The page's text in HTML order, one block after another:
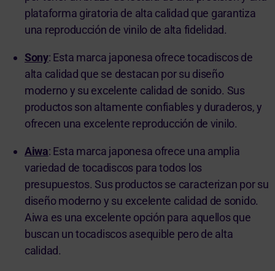
plataforma giratoria de alta calidad que garantiza
una reproducción de vinilo de alta fidelidad.
Sony: Esta marca japonesa ofrece tocadiscos de
alta calidad que se destacan por su diseño
moderno y su excelente calidad de sonido. Sus
productos son altamente confiables y duraderos, y
ofrecen una excelente reproducción de vinilo.
Aiwa: Esta marca japonesa ofrece una amplia
variedad de tocadiscos para todos los
presupuestos. Sus productos se caracterizan por su
diseño moderno y su excelente calidad de sonido.
Aiwa es una excelente opción para aquellos que
buscan un tocadiscos asequible pero de alta
calidad.